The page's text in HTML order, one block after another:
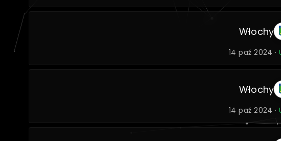
Włochy
14 paź 2024 ·
Włochy
14 paź 2024 ·